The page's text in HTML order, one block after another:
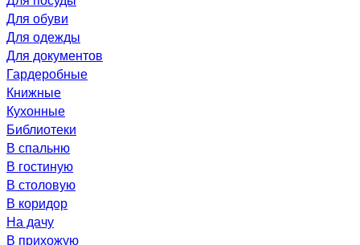
Для обуви
Для одежды
Для документов
Гардеробные
Книжные
Кухонные
Библиотеки
В спальню
В гостиную
В столовую
В коридор
На дачу
В прихожую